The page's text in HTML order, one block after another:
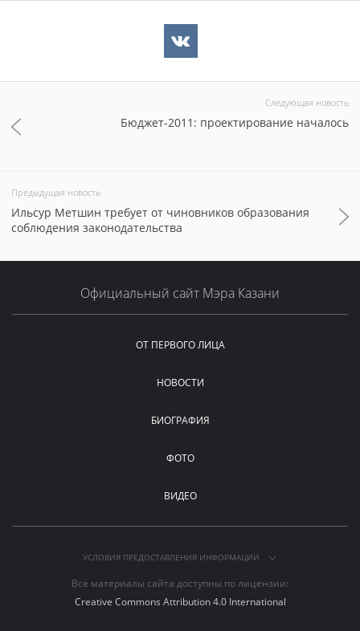
Следующая новость
Бюджет-2011: проектирование началось
Предыдущая новость
Ильсур Метшин требует от чиновников образования
соблюдения законодательства
Официальный сайт Мэра Казани
ОТ ПЕРВОГО ЛИЦА
НОВОСТИ
БИОГРАФИЯ
ФОТО
ВИДЕО
УСЛОВИЯ ПРЕДОСТАВЛЕНИЯ ИНФОРМАЦИИ
Все материалы сайта доступны по лицензии:
Creative Commons Attribution 4.0 International